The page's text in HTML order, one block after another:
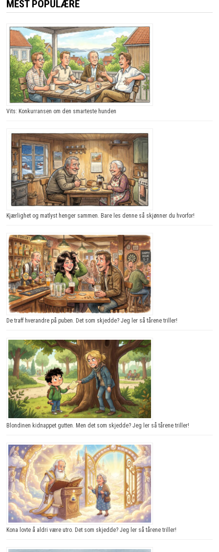
MEST POPULÆRE
Vits: Konkurransen om den smarteste hunden
Kjærlighet og matlyst henger sammen. Bare les denne så skjønner du hvorfor!
De traff hverandre på puben. Det som skjedde? Jeg ler så tårene triller!
Blondinen kidnappet gutten. Men det som skjedde? Jeg ler så tårene triller!
Kona lovte å aldri være utro. Det som skjedde? Jeg ler så tårene triller!